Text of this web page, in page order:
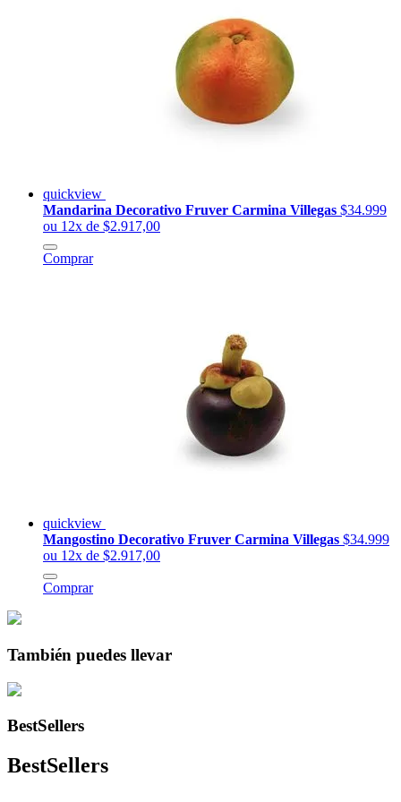
quickview
Mandarina Decorativo Fruver Carmina Villegas $34.999
ou 12x de $2.917,00
Comprar
quickview
Mangostino Decorativo Fruver Carmina Villegas $34.999
ou 12x de $2.917,00
Comprar
También puedes llevar
BestSellers
BestSellers